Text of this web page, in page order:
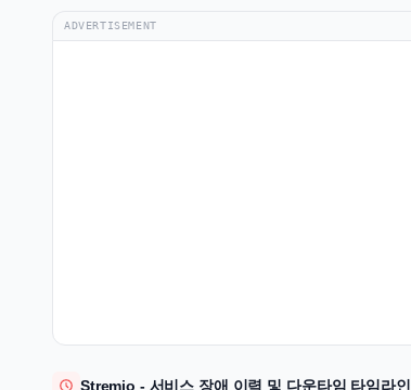
ADVERTISEMENT
Stremio - 서비스 장애 이력 및 다운타임 타임라인